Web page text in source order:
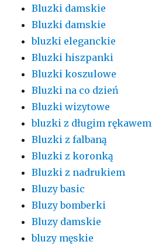
Bluzki damskie
Bluzki damskie
bluzki eleganckie
Bluzki hiszpanki
Bluzki koszulowe
Bluzki na co dzień
Bluzki wizytowe
bluzki z długim rękawem
Bluzki z falbaną
Bluzki z koronką
Bluzki z nadrukiem
Bluzy basic
Bluzy bomberki
Bluzy damskie
bluzy męskie